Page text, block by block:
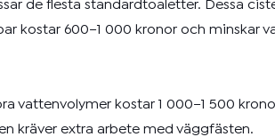
de flesta standardtoaletter. Dessa
kostar 600–1 000 kronor och minskar
vattenvolymer kostar 1 000–1 500
kräver extra arbete med väggfästen.